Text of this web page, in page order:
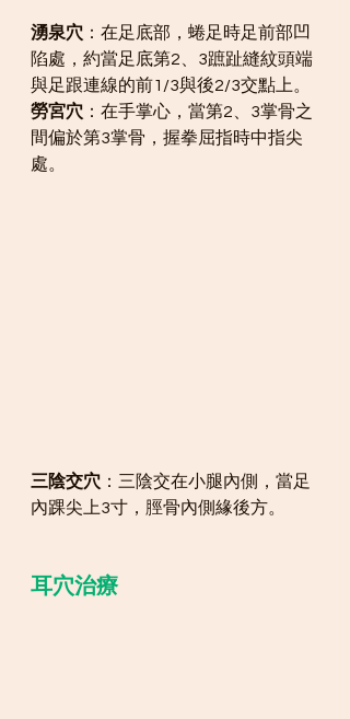
湧泉穴 ：在足底部，蜷足時足前部凹
陷處，約當足底第2、3蹠趾縫紋頭端
與足跟連線的前1/3與後2/3交點上。
勞宮穴 ：在手掌心，當第2、3掌骨之
間偏於第3掌骨，握拳屈指時中指尖
處。
三陰交穴 ：三陰交在小腿內側，當足
內踝尖上3寸，脛骨內側緣後方。
耳穴治療